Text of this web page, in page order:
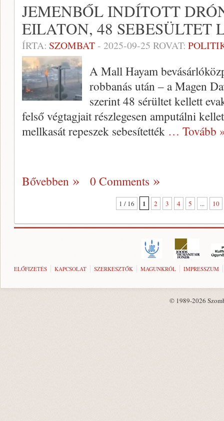
JEMENBŐL INDÍTOTT
EILATON, 48 SEBESÜLTET
ÍRTA: SZOMBAT- 2025-09-25 ROVAT:
A Mall Hayam
robbanás után – a Magen
szerint 48 sérültet kellett
felső végtagjait részlegesen amputálni
mellkasát repeszek sebesítették … Tovább
Bővebben 0 Comments
1 / 16 1 2 3 4 5 ... 10
ELŐFIZETÉS KAPCSOLAT SZERKESZTŐK MAGUNKRÓL IMPRESSZUM
© 1989-2026